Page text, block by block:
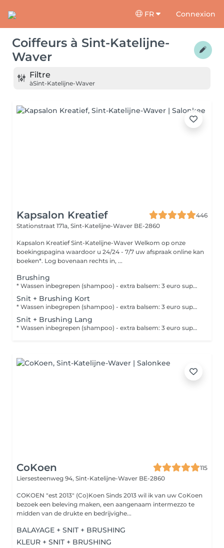
FR Connexion
Coiffeurs à Sint-Katelijne-
Waver
Filtre
àSint-Katelijne-Waver
Kapsalon Kreatief
446
Stationstraat 171a, Sint-Katelijne-Waver BE-2860
Kapsalon Kreatief Sint-Katelijne-Waver Welkom op onze
boekingspagina waardoor u 24/24 - 7/7 uw afspraak online kan
boeken*. Log bovenaan rechts in, ...
Brushing
* Wassen inbegrepen (shampoo) - extra balsem: 3 euro supplement. Wenst u een afwerking met stijl-of krultang, vergeet dit dan niet bij te boeken. Naargelang de hoeveelheid haar kan er extra tijd nodig zijn voor de afwerking, hiervoor wordt een supplement aangerekend van 6 euro. Heeft uw haar een extra boost nodig, boek dan een OLAPLEX TREATMENT of DEFY DAMAGE apart bij.
Snit + Brushing Kort
* Wassen inbegrepen (shampoo) - extra balsem: 3 euro supplement. Wenst u een afwerking met stijl-of krultang, vergeet dit dan niet bij te boeken. Naargelang de hoeveelheid haar kan er extra tijd nodig zijn voor de afwerking, hiervoor wordt een supplement aangerekend van 6 euro. Heeft uw haar een extra boost nodig, boek dan een OLAPLEX TREATMENT of DEFY DAMAGE apart bij.
Snit + Brushing Lang
* Wassen inbegrepen (shampoo) - extra balsem: 3 euro supplement. Wenst u een afwerking met stijl-of krultang, vergeet dit dan niet bij te boeken. Naargelang de hoeveelheid haar kan er extra tijd nodig zijn voor de afwerking, hiervoor wordt een supplement aangerekend van 6 euro. Heeft uw haar een extra boost nodig, boek dan een OLAPLEX TREATMENT of DEFY DAMAGE apart bij.
CoKoen
115
Liersesteenweg 94, Sint-Katelijne-Waver BE-2860
COKOEN "est 2013" (Co)Koen Sinds 2013 wil ik van uw CoKoen
bezoek een beleving maken, een aangenaam intermezzo te
midden van de drukte en bedrijvighe...
BALAYAGE + SNIT + BRUSHING
KLEUR + SNIT + BRUSHING